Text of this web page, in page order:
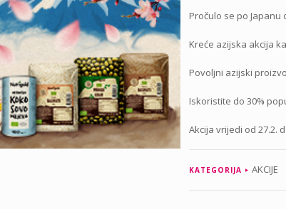
Pročulo se po
Kreće azijska akcija
Povoljni azijski
Iskoristite do 30%
Akcija vrijedi od 27.2.
KATEGORIJA AKCIJE